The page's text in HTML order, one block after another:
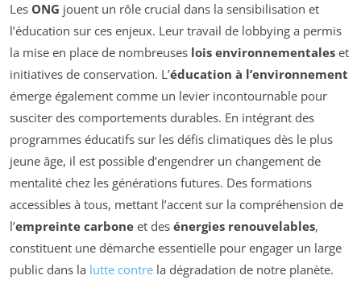
Les ONG jouent un rôle crucial dans la sensibilisation et
l’éducation sur ces enjeux. Leur travail de lobbying a permis
la mise en place de nombreuses lois environnementales et
initiatives de conservation. L’éducation à l’environnement
émerge également comme un levier incontournable pour
susciter des comportements durables. En intégrant des
programmes éducatifs sur les défis climatiques dès le plus
jeune âge, il est possible d’engendrer un changement de
mentalité chez les générations futures. Des formations
accessibles à tous, mettant l’accent sur la compréhension de
l’empreinte carbone et des énergies renouvelables,
constituent une démarche essentielle pour engager un large
public dans la lutte contre la dégradation de notre planète.